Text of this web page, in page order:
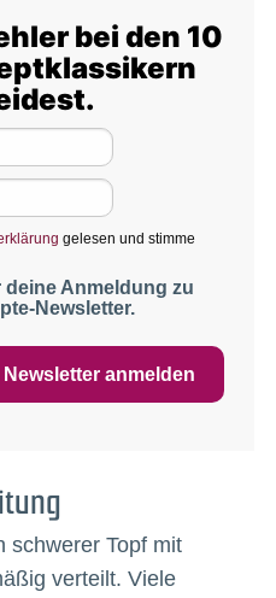
bei den 10
gelesen und stimme
Anmeldung zu
Newsletter.
anmelden
schwerer Topf mit
verteilt. Viele